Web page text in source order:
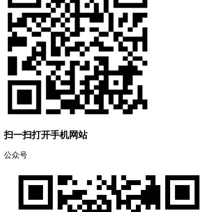
扫一扫打开手机网站
公众号